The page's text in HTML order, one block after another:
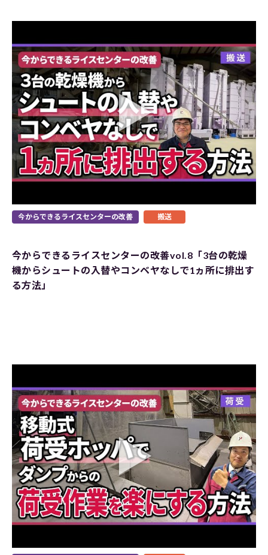
今からできるライスセンターの改善 搬送
今からできるライスセンターの改善vol.8「3台の乾燥
機からシュートの入替やコンベヤなしで1ヵ所に排出す
る方法」